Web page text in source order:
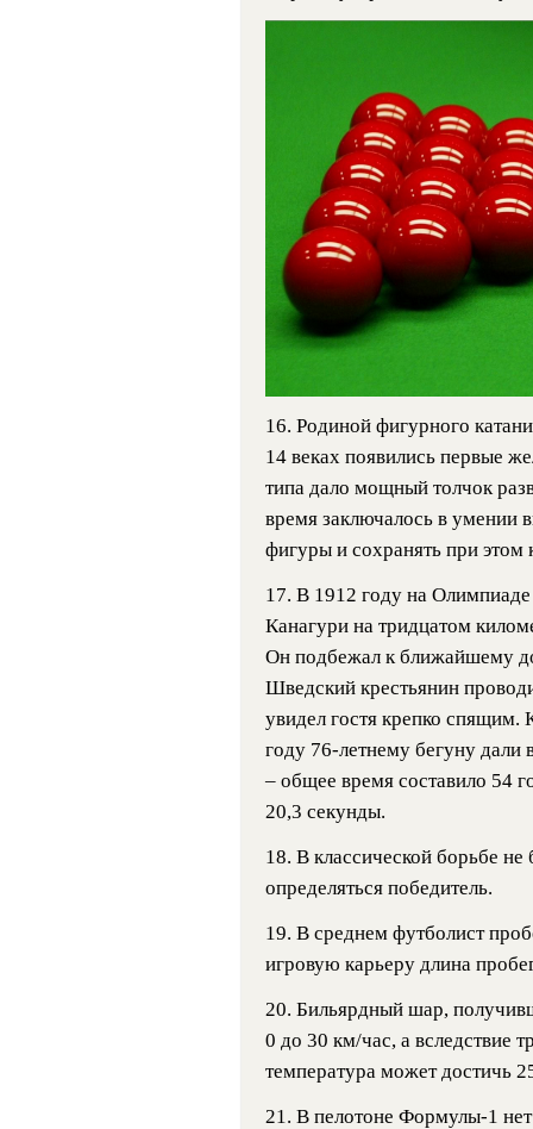
16. Родиной фигурного
14 веках появились первые
типа дало мощный толчок
время заключалось в умении
фигуры и сохранять при этом
17. В 1912 году на
Канагури на тридцатом
Он подбежал к ближайшему
Шведский крестьянин
увидел гостя крепко спящим.
году 76-летнему бегуну дали
– общее время составило 54
20,3 секунды.
18. В классической борьбе
определяться победитель.
19. В среднем футболист
игровую карьеру длина
20. Бильярдный шар,
0 до 30 км/час, а вследствие
температура может достичь
21. В пелотоне Формулы-1